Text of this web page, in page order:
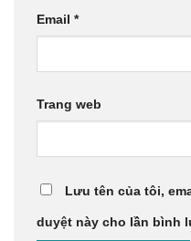
Email *
Trang web
Lưu tên của tôi,
duyệt này cho lần bình